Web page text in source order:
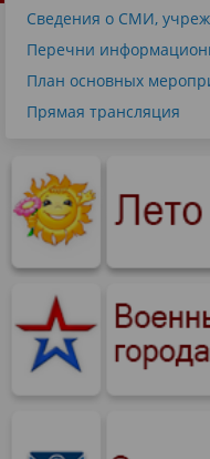
Сведения о СМИ,
Перечни
План основных
Прямая трансляция